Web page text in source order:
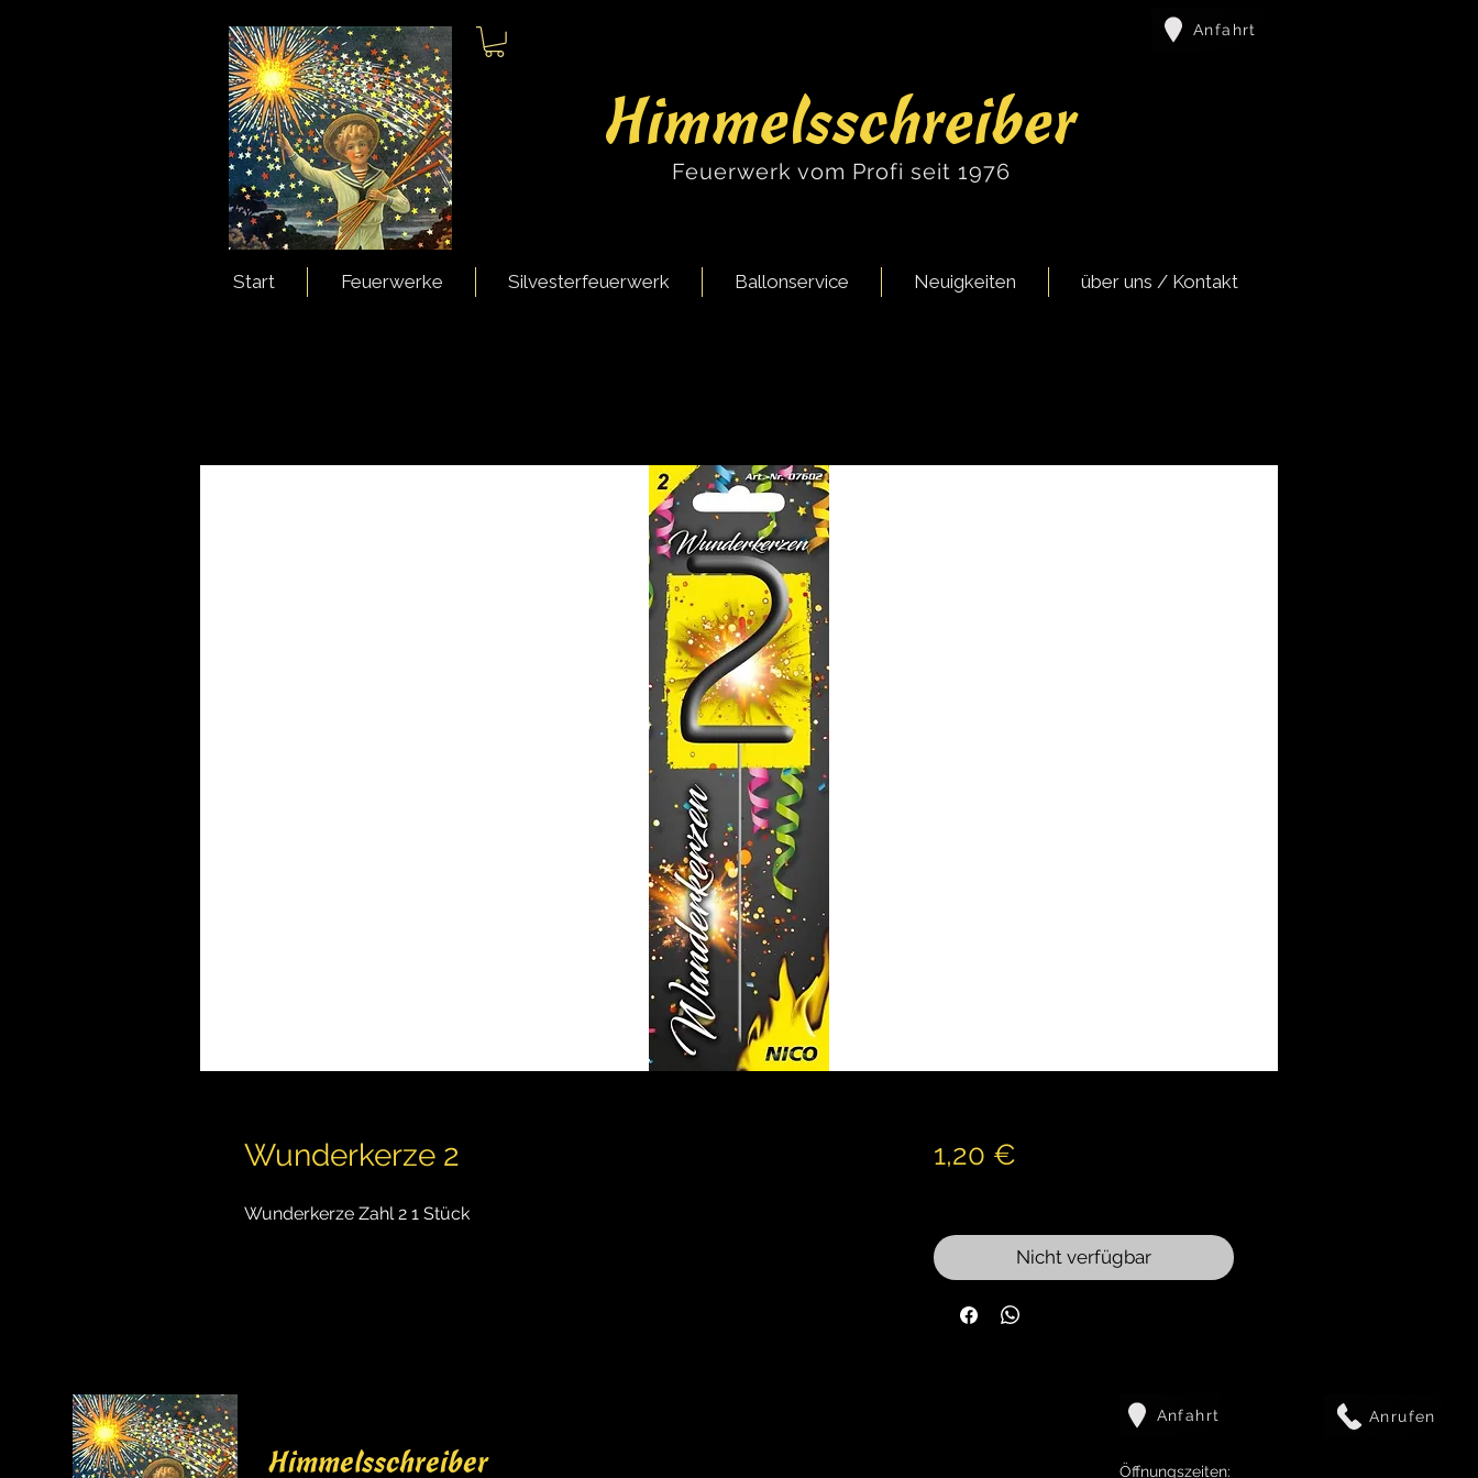
Anfahrt
Himmelsschreiber
Feuerwerk vom Profi seit 1976
Start Feuerwerke Silvesterfeuerwerk Ballonservice Neuigkeiten über uns / Kontakt
Wunderkerze 2
Wunderkerze Zahl 2 1 Stück
1,20 €Preis
Nicht verfügbar
Himmelsschreiber
Anfahrt
Öffnungszeiten:
Anrufen